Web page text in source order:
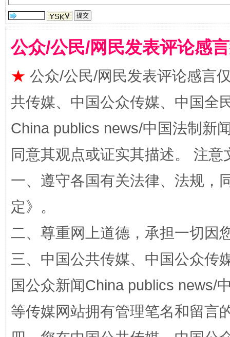
阿坝州三大球赛在茂县开幕 规模
公众/公民/网民发表评论感
★ 公众/公民/网民发表评论感言
共传媒、中国公众传媒、中国全
China publics news/中国法制新
同意其观点或证实其描述。 注
一、遵守各国有关法律、法规，
定》。
二、尊重网上道德，承担一切因
三、中国公共传媒、中国公众传
国公众新闻China publics news/
等传媒网站拥有管理笔名和留言